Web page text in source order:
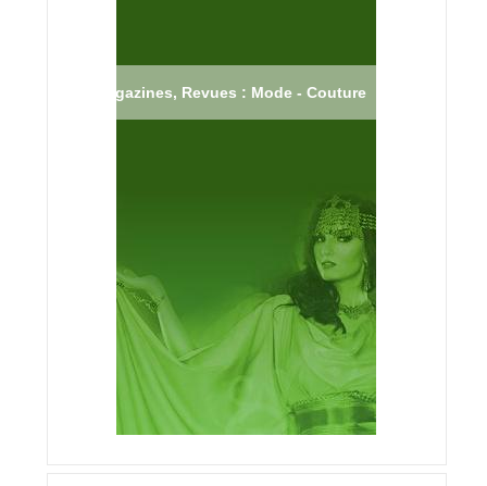
Magazines, Revues : Mode - Couture